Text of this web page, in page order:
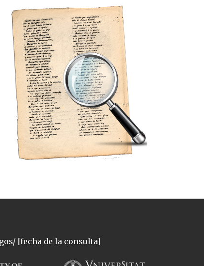
[fecha de la consulta]